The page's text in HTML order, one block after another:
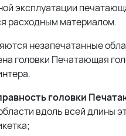
эксплуатации
расходным материалом.
незапечатанные
головки Печатающая
головки
вдоль всей длины